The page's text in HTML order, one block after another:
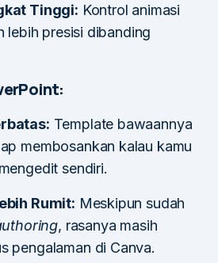
Tinggi: Kontrol animasi
lebih presisi dibanding
Template bawaannya
membosankan kalau kamu
sendiri.
Rumit: Meskipun sudah
, rasanya masih
pengalaman di Canva.